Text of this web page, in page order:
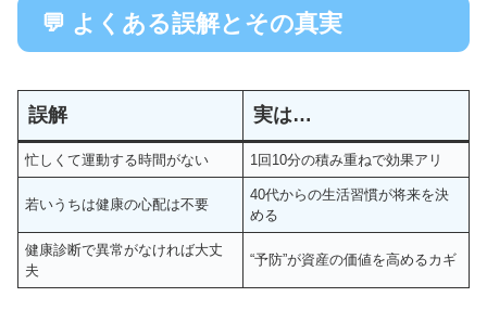
💬 よくある誤解とその真実
誤解 実は…
忙しくて運動する時間がない 1回10分の積み重ねで効果アリ
若いうちは健康の心配は不要
40代からの生活習慣が将来を決
める
健康診断で異常がなければ大丈
夫
“予防”が資産の価値を高めるカギ